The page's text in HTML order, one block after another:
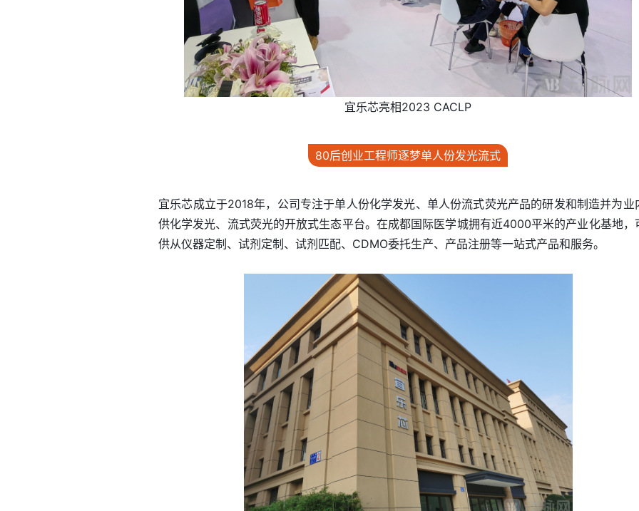
宜乐芯亮相2023 CACLP
80后创业工程师逐梦单人份发光流式
宜乐芯成立于2018年，公司专注于单人份化学发光、单人份流式荧光产品的研发和制造并为业
供化学发光、流式荧光的开放式生态平台。在成都国际医学城拥有近4000平米的产业化基地，
供从仪器定制、试剂定制、试剂匹配、CDMO委托生产、产品注册等一站式产品和服务。